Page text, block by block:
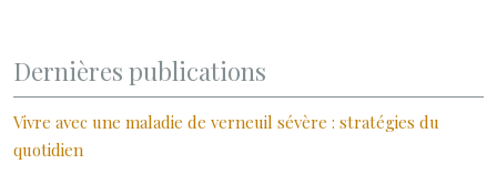
Dernières publications
Vivre avec une maladie de verneuil sévère : stratégies du
quotidien